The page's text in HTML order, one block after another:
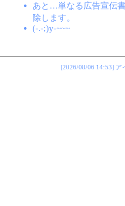
あと…単なる広告宣伝
除します。
(-.-;)y-~~~
[2026/08/06 14:53]